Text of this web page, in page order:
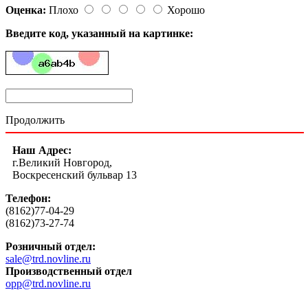
Оценка: Плохо
Хорошо
Введите код, указанный на картинке:
Продолжить
Наш Адрес:
г.Великий Новгород,
Воскресенский бульвар 13
Телефон:
(8162)77-04-29
(8162)73-27-74
Розничный отдел:
sale@trd.novline.ru
Производственный отдел
opp@trd.novline.ru